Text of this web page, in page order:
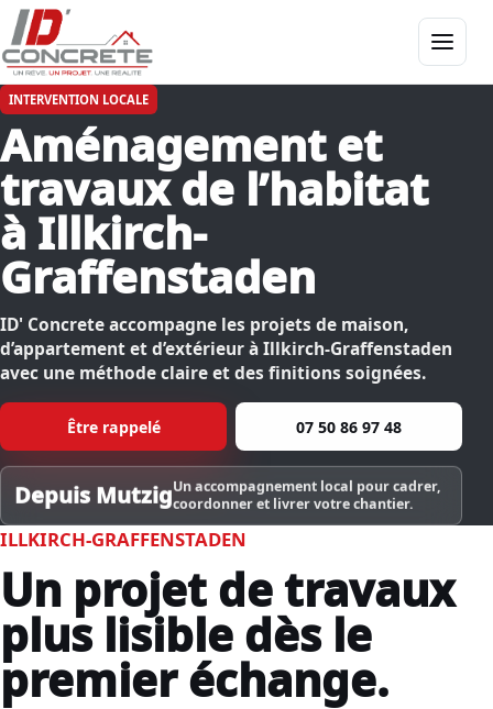
Menu
INTERVENTION LOCALE
Aménagement et
travaux de l’habitat
à Illkirch-
Graffenstaden
ID' Concrete accompagne les projets de maison,
d’appartement et d’extérieur à Illkirch-Graffenstaden
avec une méthode claire et des finitions soignées.
Être rappelé 07 50 86 97 48
Depuis MutzigUn accompagnement local pour cadrer,
coordonner et livrer votre chantier.
ILLKIRCH-GRAFFENSTADEN
Un projet de travaux
plus lisible dès le
premier échange.